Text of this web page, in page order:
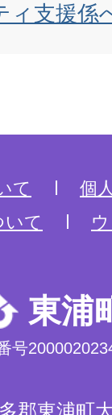
ィ支援係
て
個
いて
東浦
号
郡東浦町